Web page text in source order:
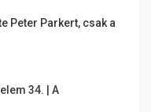
Peter Parkert, csak a
34. | A